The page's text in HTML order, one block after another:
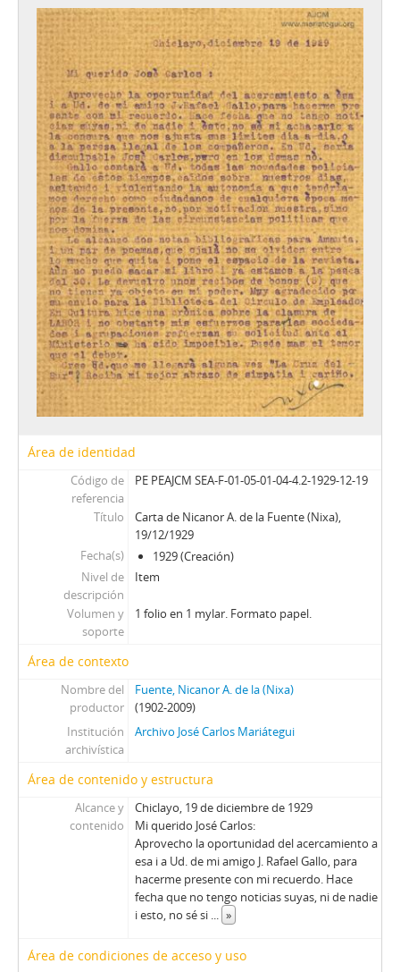
Área de identidad
Código de
referencia
PE PEAJCM SEA-F-01-05-01-04-4.2-1929-12-19
Título
Carta de Nicanor A. de la Fuente (Nixa),
19/12/1929
Fecha(s)
1929 (Creación)
Nivel de
descripción
Item
Volumen y
soporte
1 folio en 1 mylar. Formato papel.
Área de contexto
Nombre del
productor
Fuente, Nicanor A. de la (Nixa)
(1902-2009)
Institución
archivística
Archivo José Carlos Mariátegui
Área de contenido y estructura
Alcance y
contenido
Chiclayo, 19 de diciembre de 1929
Mi querido José Carlos:
Aprovecho la oportunidad del acercamiento a
esa i a Ud. de mi amigo J. Rafael Gallo, para
hacerme presente con mi recuerdo. Hace
fecha que no tengo noticias suyas, ni de nadie
i esto, no sé si
»
Área de condiciones de acceso y uso